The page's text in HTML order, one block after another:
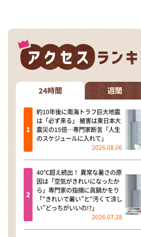
24時間 週間
約10年後に南海トラフ巨大地震
は「必ず来る」 被害は東日本大
震災の15倍…専門家断言「人生
のスケジュールに入れて」
2026.08.06
40℃超え続出！ 異常な暑さの原
因は「空気がきれいになったか
ら」専門家の指摘に眞鍋かをり
「“きれいで暑い”と“汚くて涼し
い”どっちがいいの!?」
2026.07.28